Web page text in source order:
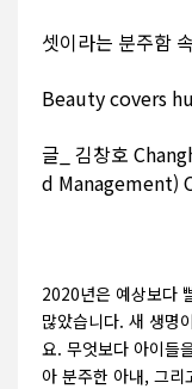
셋이라는 분주함
Beauty covers
글_ 김창호
d Management)
2020년은 예상보다
많았습니다. 새 생명
요. 무엇보다 아이들
아 분주한 아내, 그리